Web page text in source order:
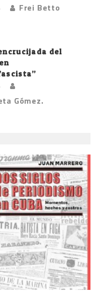
Frei Betto
del
Gómez.